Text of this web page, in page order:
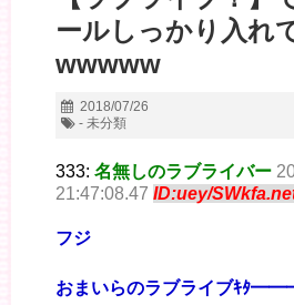
ールしっかり入れ
wwwww
2018/07/26
- 未分類
333: 名無しのラブライバー
21:47:08.47 ID:uey/
フジ
おまいらのラブライブｷﾀ